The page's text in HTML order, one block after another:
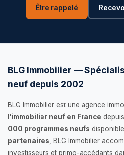
Être rappelé
BLG Immobilier —
neuf depuis 2002
BLG Immobilier est une agence
l'immobilier neuf en France
000 programmes neufs
partenaires , BLG Immobilier
investisseurs et primo-accédants